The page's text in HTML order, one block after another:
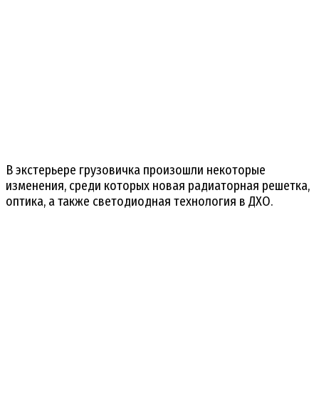
В экстерьере грузовичка произошли некоторые
изменения, среди которых новая радиаторная решетка,
оптика, а также светодиодная технология в ДХО.